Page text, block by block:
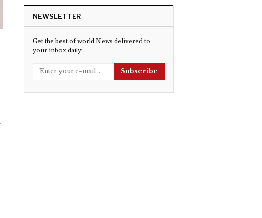
NEWSLETTER
Get the best of world News delivered to
your inbox daily
Subscribe